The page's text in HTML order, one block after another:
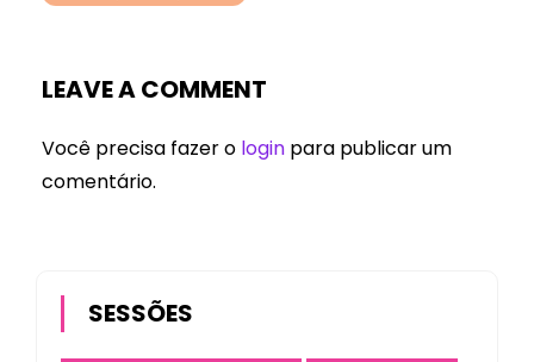
LEAVE A COMMENT
Você precisa fazer o login para publicar um
comentário.
SESSÕES